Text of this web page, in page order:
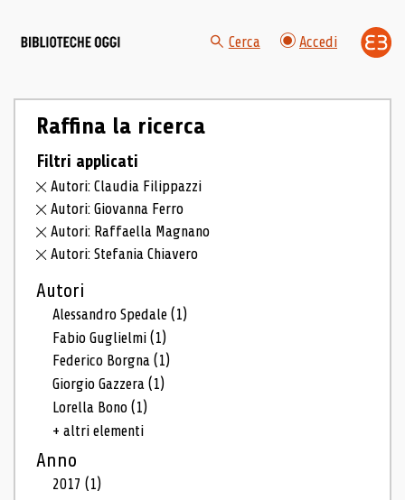
Cerca Accedi
Raffina la ricerca
Filtri applicati
Autori: Claudia Filippazzi
Autori: Giovanna Ferro
Autori: Raffaella Magnano
Autori: Stefania Chiavero
Autori
Alessandro Spedale(1)
Fabio Guglielmi(1)
Federico Borgna(1)
Giorgio Gazzera(1)
Lorella Bono(1)
+ altri elementi
Anno
2017(1)